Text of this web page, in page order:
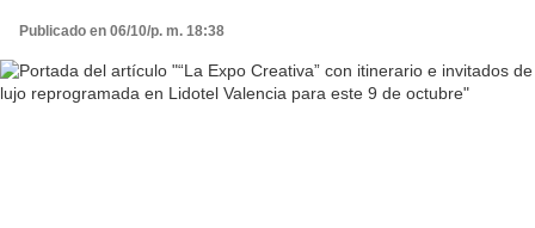
Publicado en 06/10/p. m. 18:38